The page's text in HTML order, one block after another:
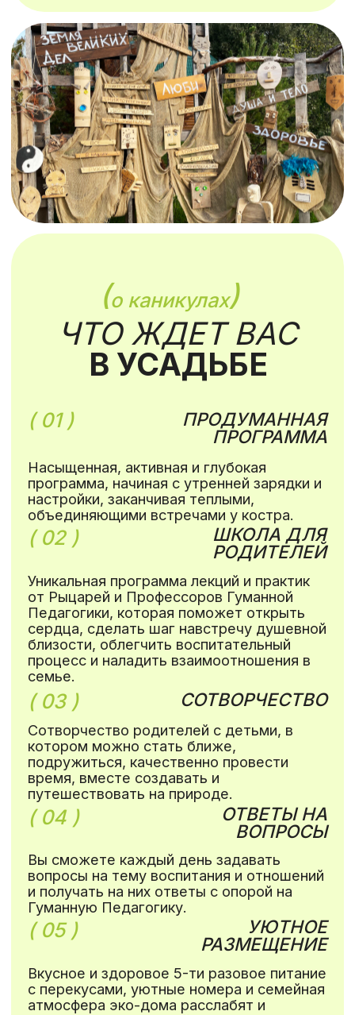
Гуманная Педагогика сочетает в себе
мудрость классиков и современный
подход. Она помогает родителям
и учителям не просто научиться
управлять детьми, а понять их природу,
понять самих себя, личностно
развиваться, менять качество жизни, и,
стоит в центре, но одновременно с этим
вместо вседозволенности есть
ткие ценности, режим
направлена на раскрытие безграничных
возможностей, заложенных в каждом. На
каникулах вы сможете на 5 дней
погрузиться в атмосферу гуманно-
личностного подхода к детям и взрослым,
ощутить разницу качества ваших
взаимоотношений и настроения в целом.
действительно безгранична, а Природа
не имеет исчисления в своем
творчестве, то единственная модель
Вселенной и Природы есть Ребенок»
Ш. А. Амонашвили
ПОЧЕМУГУМАННАЯ
ПЕДАГОГИКА?
(о философии)
ВАРИАНТЫ
УЧАСТИЯ
(условия)